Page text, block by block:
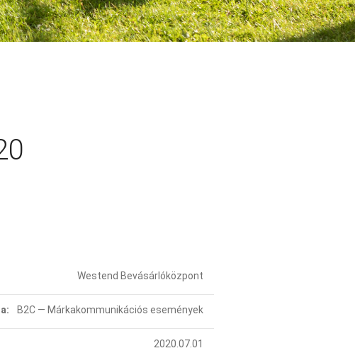
Westend Bevásárlóközpont
B2C — Márkakommunikációs események
2020.07.01